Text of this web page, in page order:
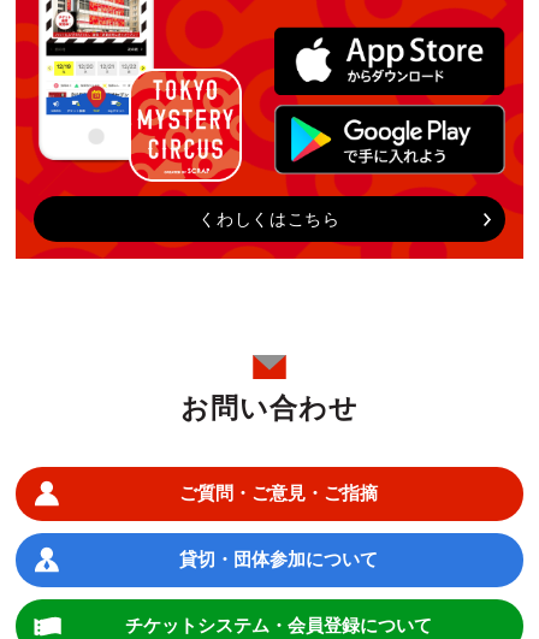
くわしくはこちら
お問い合わせ
ご質問・ご意見・ご指摘
貸切・団体参加について
チケットシステム・会員登録について